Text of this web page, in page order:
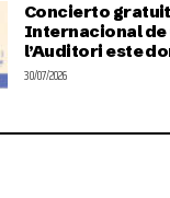
Concierto
Internacional de
l’Auditori este
30/07/2026